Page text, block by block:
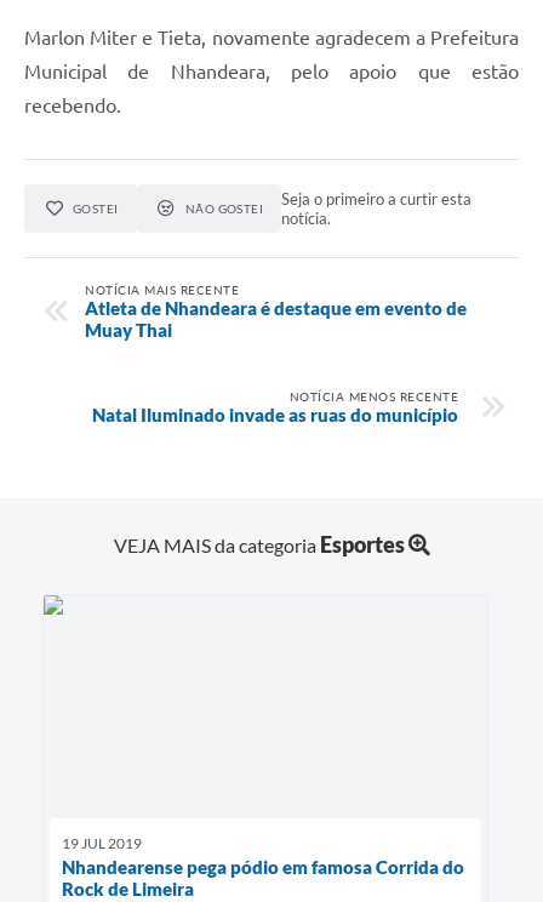
Marlon Miter e Tieta, novamente agradecem a Prefeitura
Municipal de Nhandeara, pelo apoio que estão
recebendo.
GOSTEI NÃO GOSTEI
Seja o primeiro a curtir esta
notícia.
NOTÍCIA MAIS RECENTE
Atleta de Nhandeara é destaque em evento de
Muay Thai
NOTÍCIA MENOS RECENTE
Natal Iluminado invade as ruas do município
VEJA MAIS da categoria Esportes
19 JUL 2019
Nhandearense pega pódio em famosa Corrida do
Rock de Limeira